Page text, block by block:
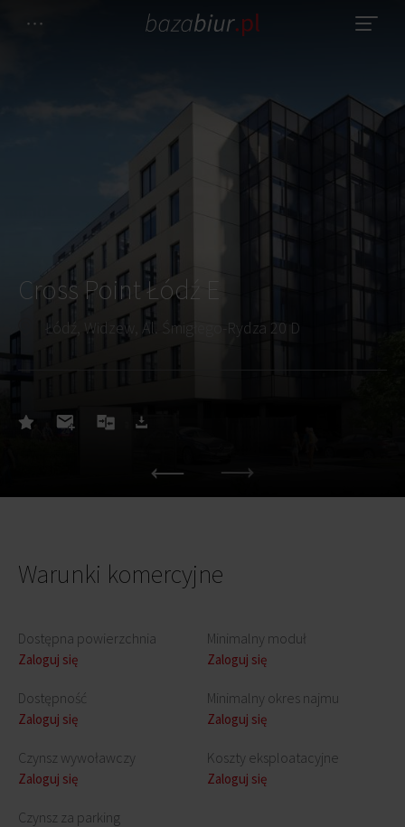
Cross Point Łódź E
Łódź, Widzew, Al. Śmigłego-Rydza 20 D
Warunki komercyjne
Dostępna powierzchnia
Zaloguj się
Dostępność
Zaloguj się
Czynsz wywoławczy
Zaloguj się
Czynsz za parking
Minimalny moduł
Zaloguj się
Minimalny okres najmu
Zaloguj się
Koszty eksploatacyjne
Zaloguj się